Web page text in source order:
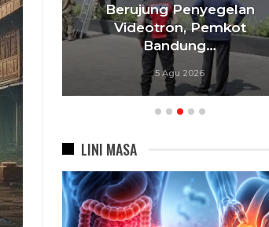
Berujung Penyegelan
Videotron, Pemkot
Bandung…
5 Agu 2026
LINI MASA